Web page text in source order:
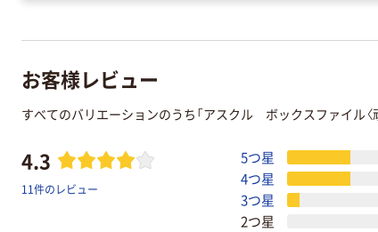
お客様レビュー
すべてのバリエーションのうち「アスクル ボックスファイル
4.3
11件のレビュー
5つ星
4つ星
3つ星
2つ星